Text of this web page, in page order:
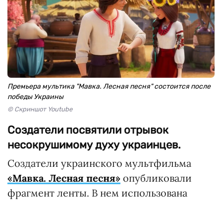
Премьера мультика "Мавка. Лесная песня" состоится после
победы Украины
© Скриншот Youtube
Создатели посвятили отрывок
несокрушимому духу украинцев.
Создатели украинского мультфильма
«Мавка. Лесная песня» опубликовали
фрагмент ленты. В нем использована